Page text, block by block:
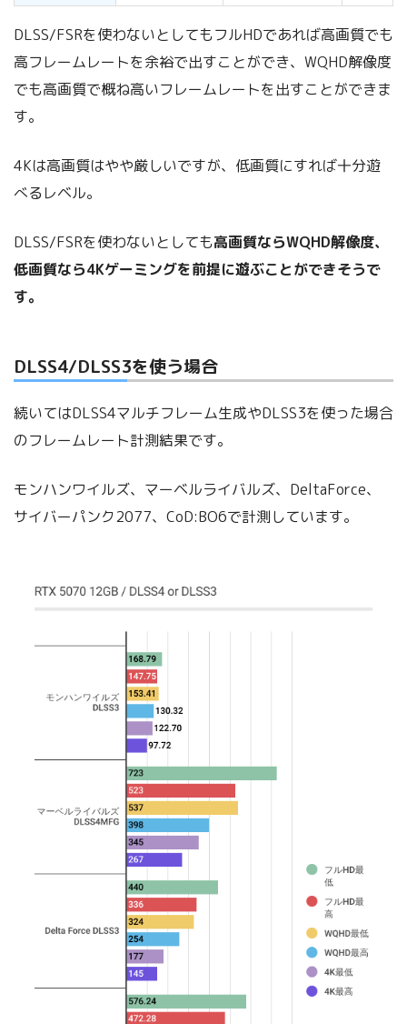
DLSS/FSRを使わないとしてもフルHDであれば高画質でも
高フレームレートを余裕で出すことができ、WQHD解像度
でも高画質で概ね高いフレームレートを出すことができま
す。
4Kは高画質はやや厳しいですが、低画質にすれば十分遊
べるレベル。
DLSS/FSRを使わないとしても高画質ならWQHD解像度、
低画質なら4Kゲーミングを前提に遊ぶことができそうで
す。
DLSS4/DLSS3を使う場合
続いてはDLSS4マルチフレーム生成やDLSS3を使った場合
のフレームレート計測結果です。
モンハンワイルズ、マーベルライバルズ、DeltaForce、
サイバーパンク2077、CoD:BO6で計測しています。